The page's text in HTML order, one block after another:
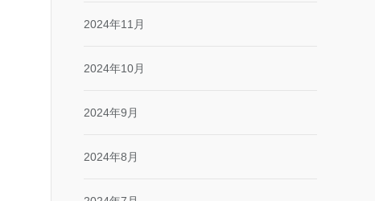
2024年11月
2024年10月
2024年9月
2024年8月